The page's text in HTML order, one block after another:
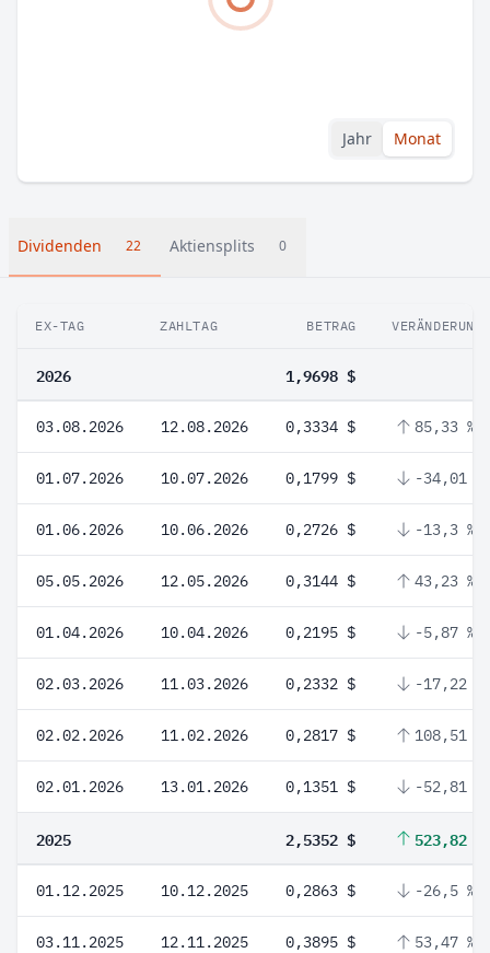
Jahr Monat
Dividenden 22 Aktiensplits 0
EX-TAG ZAHLTAG BETRAG VERÄNDERUNG
2026 1,9698 $
03.08.2026 12.08.2026 0,3334 $ 85,33 %
01.07.2026 10.07.2026 0,1799 $ -34,01 %
01.06.2026 10.06.2026 0,2726 $ -13,3 %
05.05.2026 12.05.2026 0,3144 $ 43,23 %
01.04.2026 10.04.2026 0,2195 $ -5,87 %
02.03.2026 11.03.2026 0,2332 $ -17,22 %
02.02.2026 11.02.2026 0,2817 $ 108,51 %
02.01.2026 13.01.2026 0,1351 $ -52,81 %
2025 2,5352 $ 523,82 %
01.12.2025 10.12.2025 0,2863 $ -26,5 %
03.11.2025 12.11.2025 0,3895 $ 53,47 %